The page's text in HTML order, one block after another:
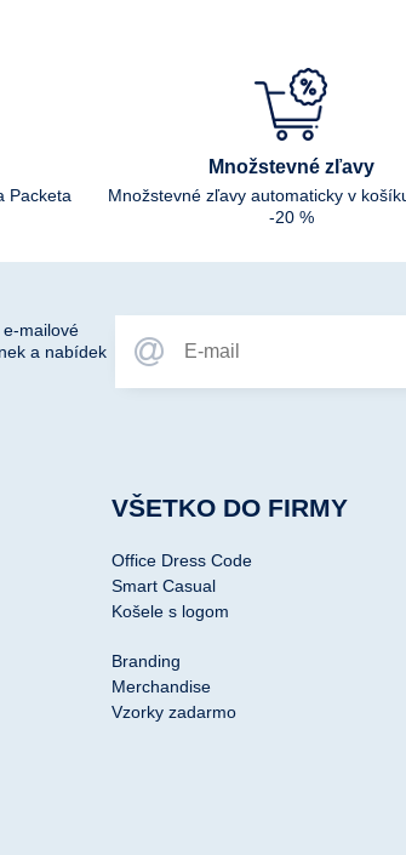
Packeta
Množstevné zľavy
Množstevné zľavy automaticky v
-20 %
mailové
a nabídek
VŠETKO DO FIRMY
Office Dress Code
Smart Casual
Košele s logom
Branding
Merchandise
Vzorky zadarmo